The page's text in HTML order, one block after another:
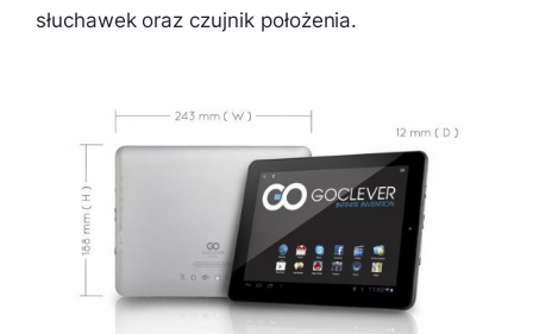
słuchawek oraz czujnik położenia.